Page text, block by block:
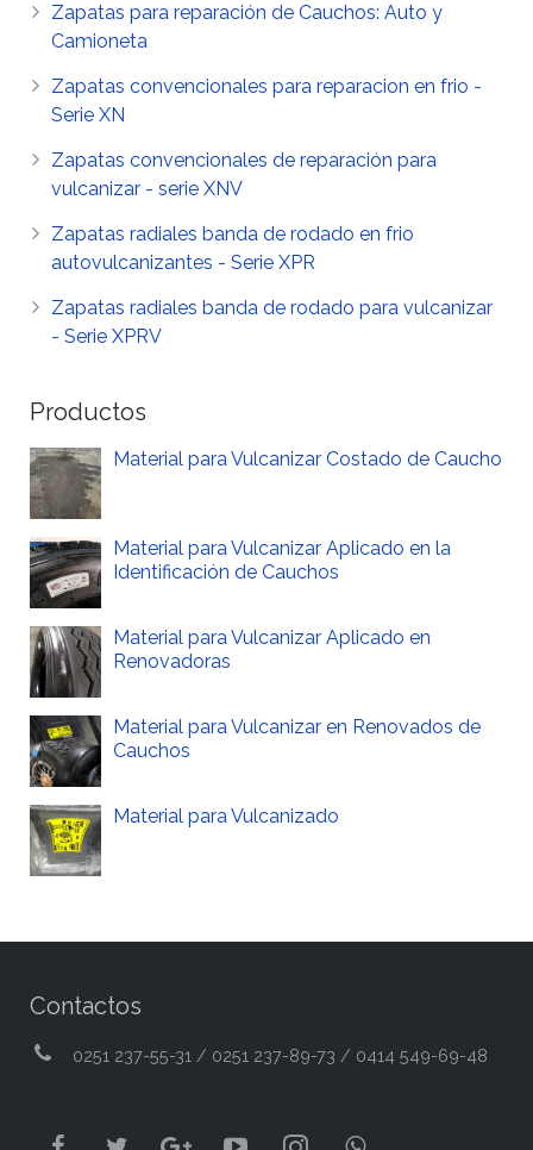
Zapatas para reparación de Cauchos: Auto y
Camioneta
Zapatas convencionales para reparacion en frio -
Serie XN
Zapatas convencionales de reparación para
vulcanizar - serie XNV
Zapatas radiales banda de rodado en frio
autovulcanizantes - Serie XPR
Zapatas radiales banda de rodado para vulcanizar
- Serie XPRV
Productos
Material para Vulcanizar Costado de Caucho
Material para Vulcanizar Aplicado en la
Identificación de Cauchos
Material para Vulcanizar Aplicado en
Renovadoras
Material para Vulcanizar en Renovados de
Cauchos
Material para Vulcanizado
Contactos
0251 237-55-31 / 0251 237-89-73 / 0414 549-69-48